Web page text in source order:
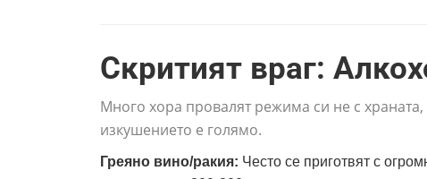
Скритият враг:
Много хора провалят режима си не с
изкушението е голямо.
Греяно вино/ракия: Често се приготвят с